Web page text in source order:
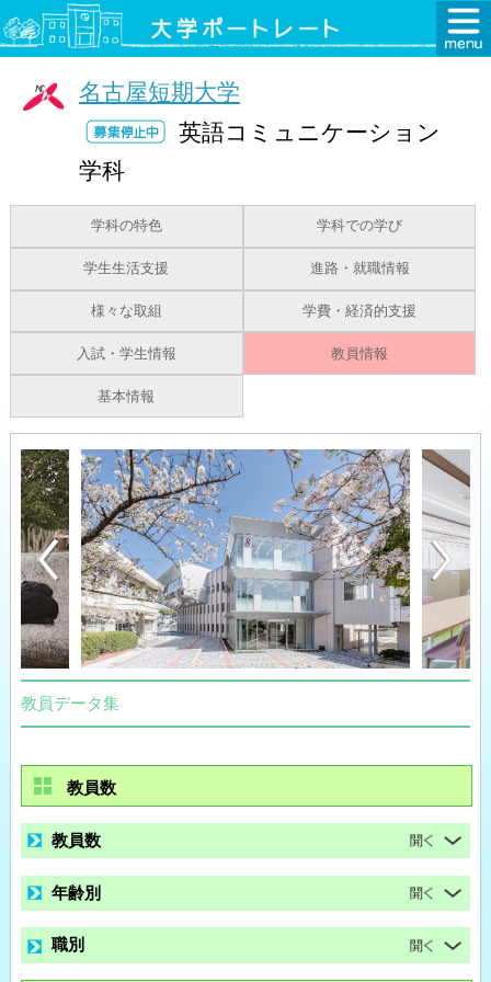
名古屋短期大学
英語コミュニケーション
学科
学科の特色 学科での学び
学生生活支援 進路・就職情報
様々な取組 学費・経済的支援
入試・学生情報 教員情報
基本情報
教員データ集
教員数
教員数
年齢別
職別